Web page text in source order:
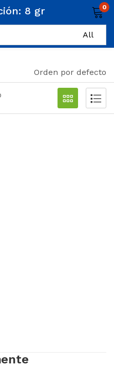
8 gr 0
Orden por defecto